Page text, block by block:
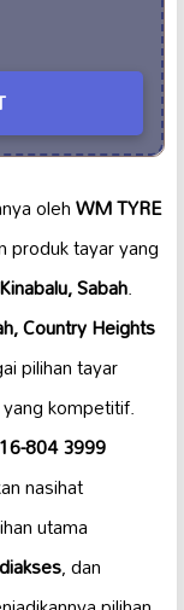
olehWM TYRE
produk tayar yang
Sabah.
Country Heights
pilihan tayar
kompetitif.
804 3999
nasihat
utama
, dan